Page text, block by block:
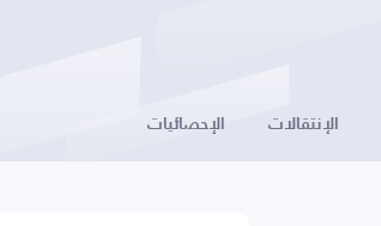
الإنتقالات الإحصائيات